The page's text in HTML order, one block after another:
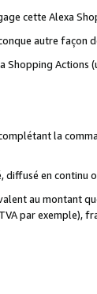
cette Alexa
autre façon
Shopping Actions
la
en continu
au montant
par exemple),